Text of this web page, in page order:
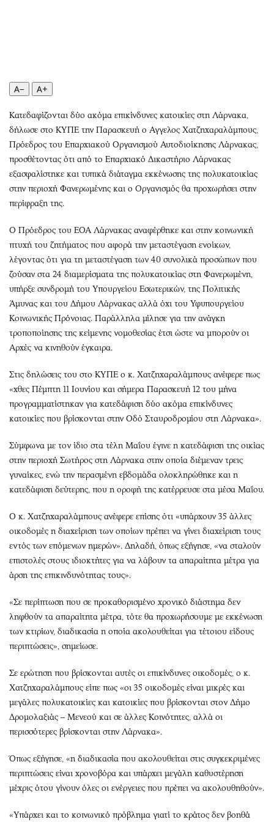
Σινεμά
Θέατρο-Χορός
Μουσική
Εικαστικά
Βιβλίο
Χειρόγραφα
Podcasts
Uncut
Προσφορές
Προσωπικότητες στην ''Κ''
Επιστολές
A− A+
Κατεδαφίζονται δύο ακόμα επικίνδυνες κατοικίες στη Λάρνακα,
δήλωσε στο ΚΥΠΕ την Παρασκευή ο Αγγελος Χατζηχαραλάμπους,
Πρόεδρος του Επαρχιακού Οργανισμού Αυτοδιοίκησης Λάρνακας,
προσθέτοντας ότι από το Επαρχιακό Δικαστήριο Λάρνακας
εξασφαλίστηκε και τυπικά διάταγμα εκκένωσης της πολυκατοικίας
στην περιοχή Φανερωμένης και ο Οργανισμός θα προχωρήσει στην
περίφραξη της.
Ο Πρόεδρος του ΕΟΑ Λάρνακας αναφέρθηκε και στην κοινωνική
πτυχή του ζητήματος που αφορά την μεταστέγαση ενοίκων,
λέγοντας ότι για τη μεταστέγαση των 40 συνολικά προσώπων που
ζούσαν στα 24 διαμερίσματα της πολυκατοικίας στη Φανερωμένη,
υπήρξε συνδρομή του Υπουργείου Εσωτερικών, της Πολιτικής
Άμυνας και του Δήμου Λάρνακας αλλά όχι του Υφυπουργείου
Κοινωνικής Πρόνοιας. Παράλληλα μίλησε για την ανάγκη
τροποποίησης της κείμενης νομοθεσίας έτσι ώστε να μπορούν οι
Αρχές να κινηθούν έγκαιρα.
Στις δηλώσεις του στο ΚΥΠΕ ο κ. Χατζηχαραλάμπους ανέφερε πως
«χθες Πέμπτη 11 Ιουνίου και σήμερα Παρασκευή 12 του μήνα
προγραμματίστηκαν για κατεδάφιση δύο ακόμα επικίνδυνες
κατοικίες που βρίσκονται στην Οδό Σταυροδρομίου στη Λάρνακα».
Σύμφωνα με τον ίδιο στα τέλη Μαΐου έγινε η κατεδάφιση της οικίας
στην περιοχή Σωτήρος στη Λάρνακα στην οποία διέμεναν τρεις
γυναίκες, ενώ την περασμένη εβδομάδα ολοκληρώθηκε και η
κατεδάφιση δεύτερης, που η οροφή της κατέρρευσε στα μέσα Μαΐου.
Ο κ. Χατζηχαραλάμπους ανέφερε επίσης ότι «υπάρχουν 35 άλλες
οικοδομές η διαχείριση των οποίων πρέπει να γίνει διαχείριση τους
εντός των επόμενων ημερών». Δηλαδή, όπως εξήγησε, «να σταλούν
επιστολές στους ιδιοκτήτες για να λάβουν τα απαραίτητα μέτρα για
άρση της επικινδυνότητας τους».
«Σε περίπτωση που σε προκαθορισμένο χρονικό διάστημα δεν
ληφθούν τα απαραίτητα μέτρα, τότε θα προχωρήσουμε με εκκένωση
των κτιρίων, διαδικασία η οποία ακολουθείται για τέτοιου είδους
περιπτώσεις», σημείωσε.
Σε ερώτηση που βρίσκονται αυτές οι επικίνδυνες οικοδομές, ο κ.
Χατζηχαραλάμπους είπε πως «οι 35 οικοδομές είναι μικρές και
μεγάλες πολυκατοικίες και κατοικίες που βρίσκονται στον Δήμο
Δρομολαξιάς – Μενεού και σε άλλες Κοινότητες, αλλά οι
περισσότερες βρίσκονται στην Λάρνακα».
Όπως εξήγησε, «η διαδικασία που ακολουθείται στις συγκεκριμένες
περιπτώσεις είναι χρονοβόρα και υπάρχει μεγάλη καθυστέρηση
μέχρις ότου γίνουν όλες οι ενέργειες που πρέπει να ακολουθηθούν».
«Υπάρχει και το κοινωνικό πρόβλημα γιατί το κράτος δεν βοηθά